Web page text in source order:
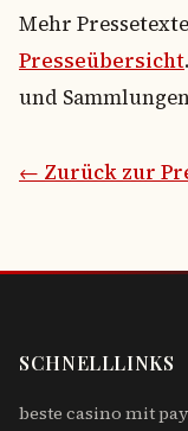
Mehr
Presseübersicht
und
← Zurück zur
SCHNELLLINKS
beste casino mit